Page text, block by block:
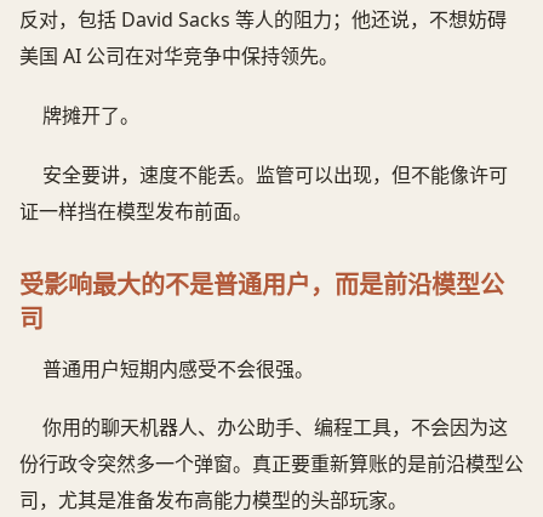
反对，包括 David Sacks 等人的阻力；他还说，不想妨碍
美国 AI 公司在对华竞争中保持领先。
牌摊开了。
安全要讲，速度不能丢。监管可以出现，但不能像许可
证一样挡在模型发布前面。
受影响最大的不是普通用户，而是前沿模型公
司
普通用户短期内感受不会很强。
你用的聊天机器人、办公助手、编程工具，不会因为这
份行政令突然多一个弹窗。真正要重新算账的是前沿模型公
司，尤其是准备发布高能力模型的头部玩家。